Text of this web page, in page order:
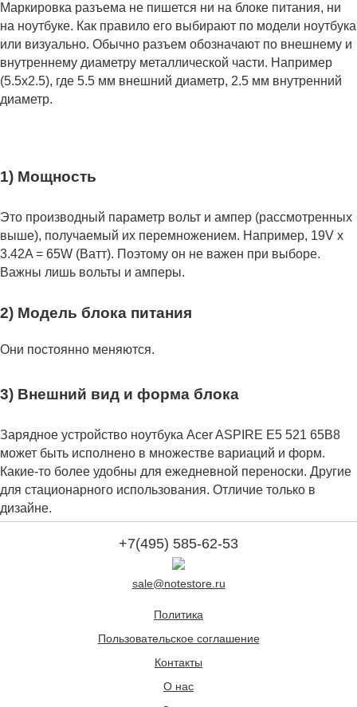
Маркировка разъема не пишется ни на блоке питания, ни
на ноутбуке. Как правило его выбирают по модели ноутбука
или визуально. Обычно разъем обозначают по внешнему и
внутреннему диаметру металлической части. Например
(5.5x2.5), где 5.5 мм внешний диаметр, 2.5 мм внутренний
диаметр.
1) Мощность
Это производный параметр вольт и ампер (рассмотренных
выше), получаемый их перемножением. Например, 19V x
3.42A = 65W (Ватт). Поэтому он не важен при выборе.
Важны лишь вольты и амперы.
2) Модель блока питания
Они постоянно меняются.
3) Внешний вид и форма блока
Зарядное устройство ноутбука Acer ASPIRE E5 521 65B8
может быть исполнено в множестве вариаций и форм.
Какие-то более удобны для ежедневной переноски. Другие
для стационарного использования. Отличие только в
дизайне.
+7(495) 585-62-53
sale@notestore.ru
Политика
Пользовательское соглашение
Контакты
О нас